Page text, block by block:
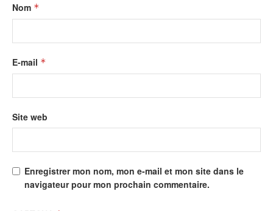
Nom *
E-mail *
Site web
Enregistrer mon nom, mon e-mail et mon site dans le
navigateur pour mon prochain commentaire.